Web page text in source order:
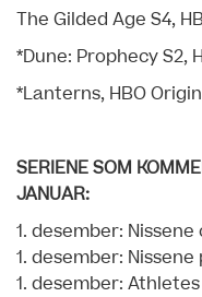
The Gilded Age S4,
*Dune: Prophecy S2,
*Lanterns, HBO
SERIENE SOM
JANUAR:
1. desember:
1. desember:
1. desember: